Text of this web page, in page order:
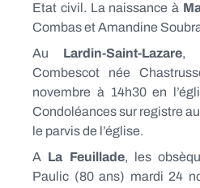
Etat civil. La naissance à
Combas et Amandine
Au Lardin-Saint-Lazare,
Combescot née
novembre à 14h30 en
Condoléances sur registre
le parvis de l’église.
A La Feuillade, les
Paulic (80 ans) mardi 24